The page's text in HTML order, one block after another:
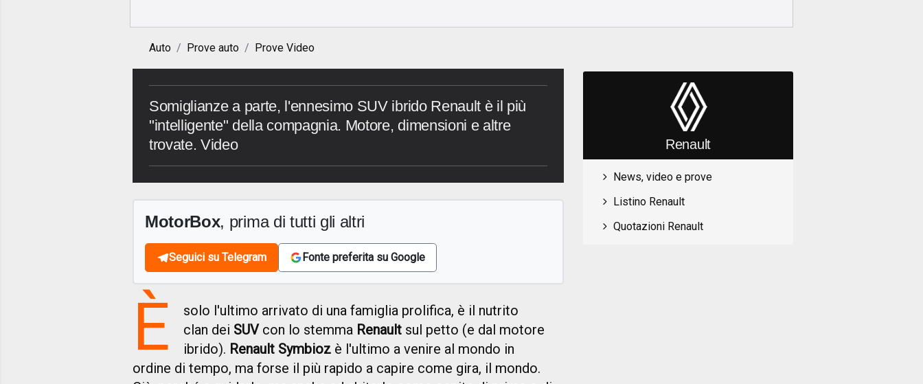
Auto Prove auto Prove Video
Somiglianze a parte, l'ennesimo SUV ibrido Renault è il più
"intelligente" della compagnia. Motore, dimensioni e altre
trovate. Video
MotorBox, prima di tutti gli altri
Seguici su Telegram Fonte preferita su Google
È
solo l'ultimo arrivato di una famiglia prolifica, è il nutrito
clan dei SUVcon lo stemma Renault sul petto (e dal motore
ibrido). Renault Symbioz è l'ultimo a venire al mondo in
ordine di tempo, ma forse il più rapido a capire come gira, il mondo.
Renault
News, video e prove
Listino Renault
Quotazioni Renault